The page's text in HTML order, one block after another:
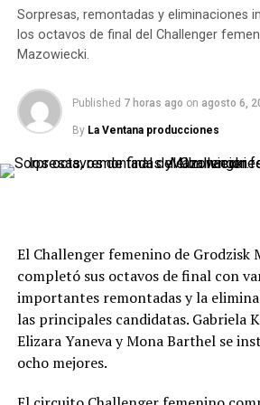
MATTEO ARNALDI
UP NEXT
Toronto
DON'T MISS
Copa Argentina
ÍA Akranes – Víkingur Reykjavík
Valur – Stjarnan
Keflavík – KA Akureyri
FH Hafnarfjörður – KR Reykjavík
Goles
1-0, 27 minutos:
Sindri Snær
2-0, 32 minutos:Dagur Ingi
3-0, 36 minutos:Stefan
Expulsado
Sorpresas, remontadas y eliminaciones
los octavos de final del Challenger
Mazowiecki.
Published 7 horas ago on agosto 6,
By La Ventana producciones
El Challenger femenino de Grodzisk
completó sus octavos de final con
importantes remontadas y la
las principales candidatas. Gabriela
Elizara Yaneva y Mona Barthel se
ocho mejores.